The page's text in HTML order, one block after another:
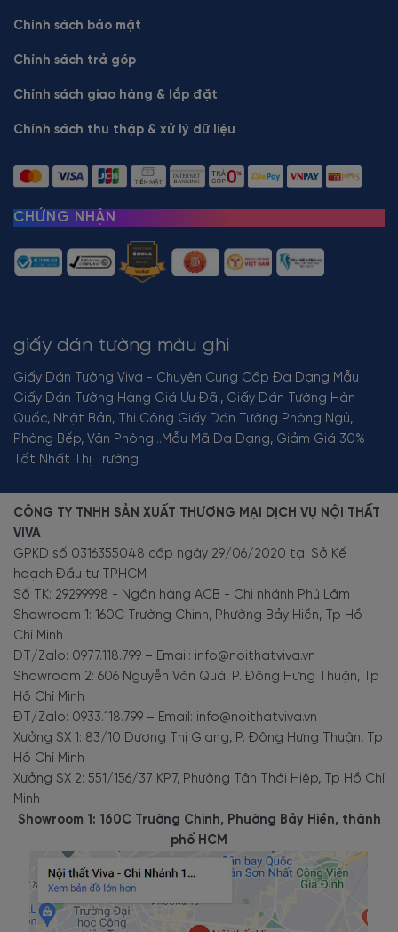
giấy dán tường màu ghi
Giấy Dán Tường Viva - Chuyên Cung Cấp Đa Dạng Mẫu
Giấy Dán Tường Hàng Giá Ưu Đãi, Giấy Dán Tường Hàn
Quốc, Nhật Bản, Thi Công Giấy Dán Tường Phòng Ngủ,
Phòng Bếp, Văn Phòng...Mẫu Mã Đa Dạng, Giảm Giá 30%
Tốt Nhất Thị Trường
Chính sách bảo mật
Chính sách trả góp
Chính sách giao hàng & lắp đặt
Chính sách thu thập & xử lý dữ liệu
CHỨNG NHẬN
CÔNG TY TNHH SẢN XUẤT THƯƠNG MẠI DỊCH VỤ NỘI THẤT
VIVA
GPKD số 0316355048 cấp ngày 29/06/2020 tại Sở Kế
hoạch Đầu tư TPHCM
Số TK: 29299998 - Ngân hàng ACB - Chi nhánh Phú Lâm
Showroom 1: 160C Trường Chinh, Phường Bảy Hiền, Tp Hồ
Chí Minh
ĐT/Zalo: 0977.118.799 – Email: info@noithatviva.vn
Showroom 2: 606 Nguyễn Văn Quá, P. Đông Hưng Thuận, Tp
Hồ Chí Minh
ĐT/Zalo: 0933.118.799 – Email: info@noithatviva.vn
Xưởng SX 1: 83/10 Dương Thị Giang, P. Đông Hưng Thuận, Tp
Hồ Chí Minh
Xưởng SX 2: 551/156/37 KP7, Phường Tân Thới Hiệp, Tp Hồ Chí
Minh
Showroom 1: 160C Trường Chinh, Phường Bảy Hiền, thành
phố HCM